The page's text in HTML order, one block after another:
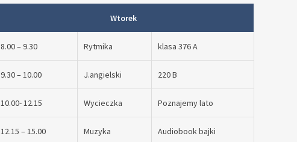
Wtorek
8.00 – 9.30 Rytmika klasa 376 A
9.30 – 10.00 J.angielski 220 B
10.00- 12.15 Wycieczka Poznajemy lato
12.15 – 15.00 Muzyka Audiobook bajki